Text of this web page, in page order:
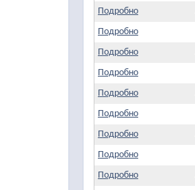
Подробно
Подробно
Подробно
Подробно
Подробно
Подробно
Подробно
Подробно
Подробно